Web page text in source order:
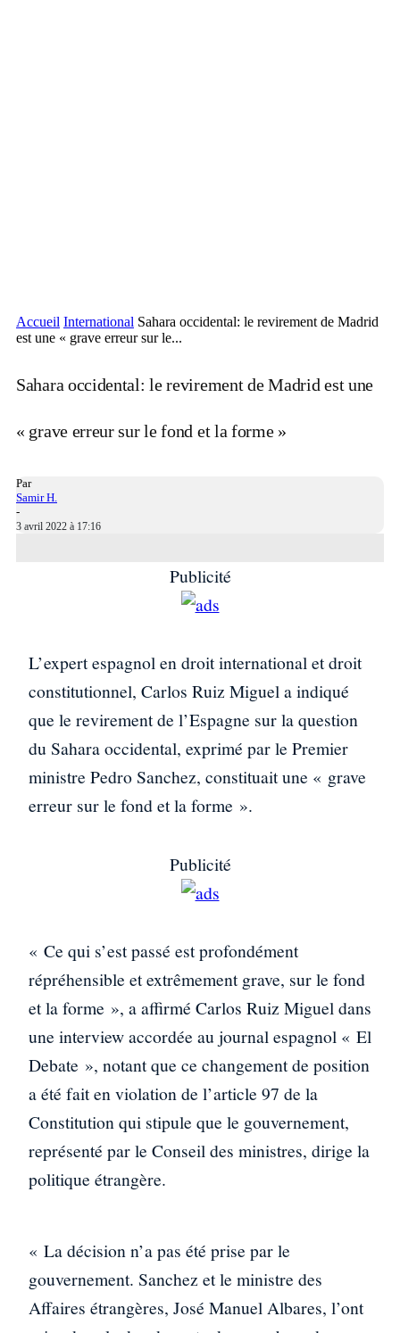
Accueil International Sahara occidental: le revirement de Madrid
est une « grave erreur sur le...
Sahara occidental: le revirement de Madrid est une
« grave erreur sur le fond et la forme »
Par
Samir H.
-
3 avril 2022 à 17:16
Publicité
L’expert espagnol en droit international et droit
constitutionnel, Carlos Ruiz Miguel a indiqué
que le revirement de l’Espagne sur la question
du Sahara occidental, exprimé par le Premier
ministre Pedro Sanchez, constituait une « grave
erreur sur le fond et la forme ».
Publicité
« Ce qui s’est passé est profondément
répréhensible et extrêmement grave, sur le fond
et la forme », a affirmé Carlos Ruiz Miguel dans
une interview accordée au journal espagnol « El
Debate », notant que ce changement de position
a été fait en violation de l’article 97 de la
Constitution qui stipule que le gouvernement,
représenté par le Conseil des ministres, dirige la
politique étrangère.
« La décision n’a pas été prise par le
gouvernement. Sanchez et le ministre des
Affaires étrangères, José Manuel Albares, l’ont